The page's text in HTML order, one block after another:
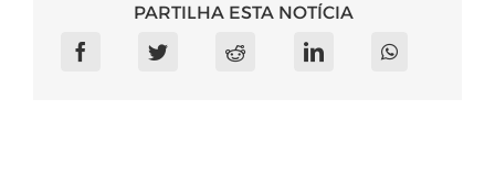
PARTILHA ESTA NOTÍCIA